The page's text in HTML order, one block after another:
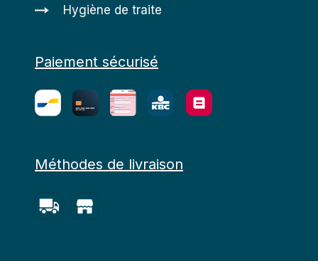
Hygiène de traite
Paiement sécurisé
Méthodes de livraison